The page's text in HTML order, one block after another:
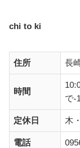
chi to ki
住所 長
時間
で-
定休日 木
電話